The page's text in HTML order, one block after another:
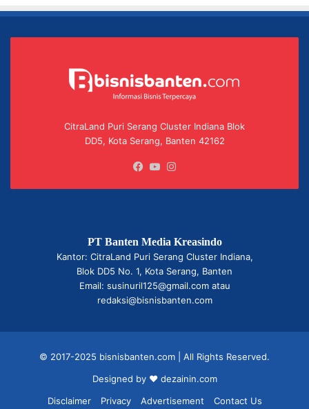
CitraLand Puri Serang Cluster Indiana Blok
DD5, Kota Serang, Banten 42162
Facebook
YouTube
PT Banten Media Kreasindo
Kantor: CitraLand Puri Serang Cluster Indiana,
Blok DD5 No. 1, Kota Serang, Banten
Email: susinuril125@gmail.com atau
redaksi@bisnisbanten.com
© 2017-2025 bisnisbanten.com | All Rights Reserved.
Designed by ❤ dezainin.com
Disclaimer
Privacy Advertisement Contact Us